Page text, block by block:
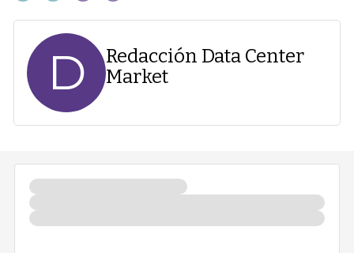
D
Redacción Data Center
Market